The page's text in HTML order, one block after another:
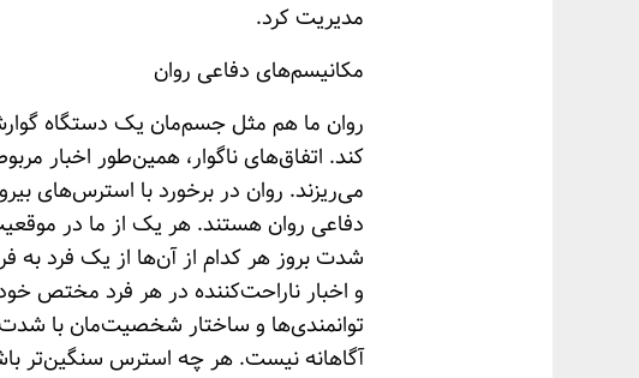
مدیریت کرد.
مکانیسم‌های دفاعی روان
روان ما هم مثل جسم‌مان یک دستگاه گوارش
کند. اتفاق‌های ناگوار، همین‌طور اخبار
می‌ریزند. روان در برخورد با استرس‌های
دفاعی روان هستند. هر یک از ما در
شدت بروز هر کدام از آن‌ها از یک فرد به
و اخبار ناراحت‌کننده در هر فرد مختص
توانمند‌ی‌ها و ساختار شخصیت‌مان با
آگاهانه نیست. هر چه استرس سنگین‌تر